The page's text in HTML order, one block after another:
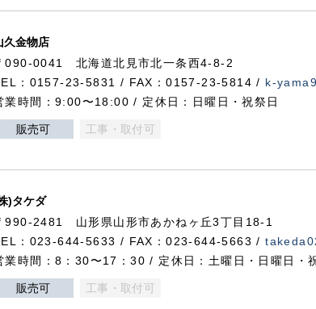
久金物店
090-0041 北海道北見市北一条西4-8-2
：0157-23-5831 / FAX：0157-23-5814 / k-
業時間：9:00〜18:00 / 定休日：日曜日・祝祭日
販売可 工事・取付可
)タケダ
990-2481 山形県山形市あかねヶ丘3丁目18-1
：023-644-5633 / FAX：023-644-5663 /
業時間：8：30〜17：30 / 定休日：土曜日・日曜日・
販売可 工事・取付可